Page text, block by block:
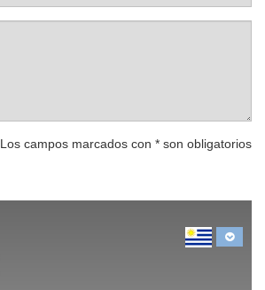
Los campos marcados con * son obligatorios